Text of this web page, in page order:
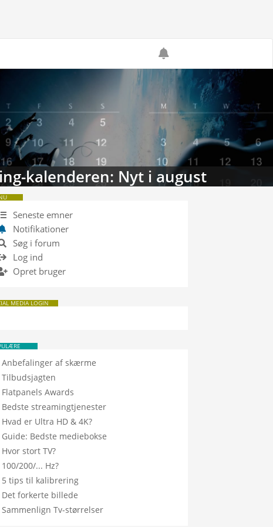
kalenderen: Nyt i august
Seneste emner
Notifikationer
Søg i forum
Log ind
Opret bruger
MEDIA LOGIN
Anbefalinger af skærme
Tilbudsjagten
Flatpanels Awards
Bedste streamingtjenester
Hvad er Ultra HD & 4K?
Guide: Bedste mediebokse
Hvor stort TV?
100/200/... Hz?
5 tips til kalibrering
Det forkerte billede
Sammenlign Tv-størrelser